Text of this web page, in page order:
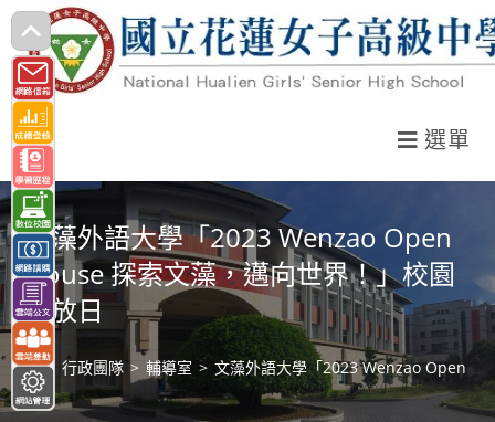
跳
轉
至
主
要
內
容
選單
文藻外語大學「2023 Wenzao Open
House 探索文藻，邁向世界！」校園
開放日
> 行政團隊 > 輔導室 > 文藻外語大學「2023 Wenzao Open